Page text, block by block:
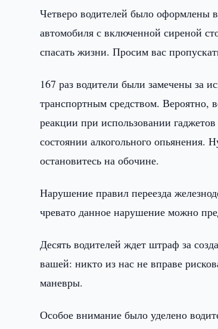
Четверо водителей было оформлены
автомобиля с включенной сиреной
спасать жизни. Просим вас
167 раз водители были замечены за
транспортным средством. Вероятно,
реакции при использовании
состоянии алкогольного
остановитесь на обочине.
Нарушение правил переезда
чревато данное нарушение можно
Десять водителей ждет штраф за
вашей: никто из нас не вправе
маневры.
Особое внимание было уделено